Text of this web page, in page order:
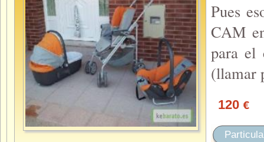
Pues
CAM
para el
(llamar
120 €